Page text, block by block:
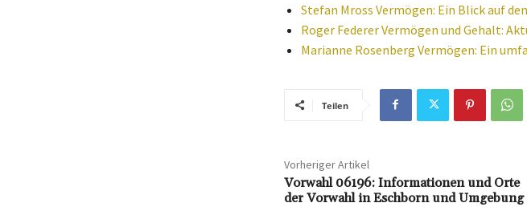
Stefan Mross Vermögen: Ein Blick auf
Roger Federer Vermögen und Gehalt:
Marianne Rosenberg Vermögen: Ein
Teilen
Vorheriger Artikel
Vorwahl 06196: Informationen und Orte
der Vorwahl in Eschborn und Umgebung